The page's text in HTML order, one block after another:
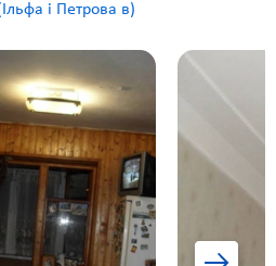
і Петрова в)